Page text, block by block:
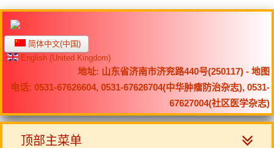
简体中文(中国)
English (United Kingdom)
地址: 山东省济南市济兖路440号(250117) - 地图
电话: 0531-67626604, 0531-67626704(中华肿瘤防治杂志), 0531-
67627004(社区医学杂志)
顶部主菜单